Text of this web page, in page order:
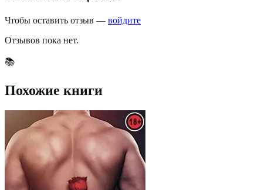
Чтобы оставить отзыв — войдите
Отзывов пока нет.
📚
Похожие книги